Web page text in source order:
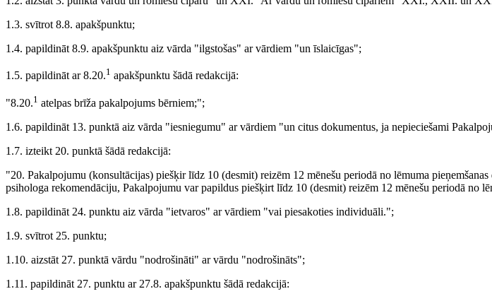
1.3. svītrot 8.8. apakšpunktu;
1.4. papildināt 8.9. apakšpunktu aiz vārda "ilgstošas" ar vārdiem "un īslaicīgas";
1.5. papildināt ar 8.20.1 apakšpunktu šādā redakcijā:
"8.20.1 atelpas brīža pakalpojums bērniem;";
1.6. papildināt 13. punktā aiz vārda "iesniegumu" ar vārdiem "un citus dokumentus, ja nepieciešami
1.7. izteikt 20. punktā šādā redakcijā:
"20. Pakalpojumu (konsultācijas) piešķir līdz 10 (desmit) reizēm 12 mēnešu periodā no lēmuma pieņemšanas
psihologa rekomendāciju, Pakalpojumu var papildus piešķirt līdz 10 (desmit) reizēm 12 mēnešu periodā no
1.8. papildināt 24. punktu aiz vārda "ietvaros" ar vārdiem "vai piesakoties individuāli.";
1.9. svītrot 25. punktu;
1.10. aizstāt 27. punktā vārdu "nodrošināti" ar vārdu "nodrošināts";
1.11. papildināt 27. punktu ar 27.8. apakšpunktu šādā redakcijā: